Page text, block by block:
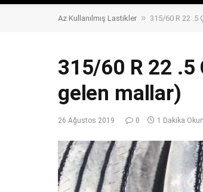
Az Kullanılmış Lastikler » 315/60 R 22 .5
315/60 R 22
gelen mallar)
26 Ağustos 2019 0 1 Dakika